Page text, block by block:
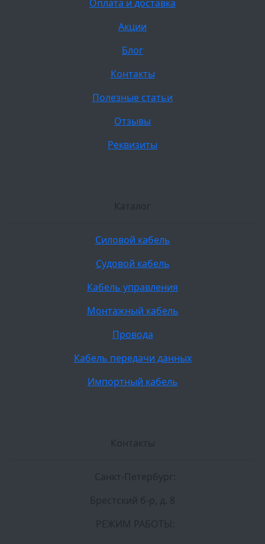
Оплата и доставка
Акции
Блог
Контакты
Полезные статьи
Отзывы
Реквизиты
Каталог
Силовой кабель
Судовой кабель
Кабель управления
Монтажный кабель
Провода
Кабель передачи данных
Импортный кабель
Контакты
Санкт-Петербург:
Брестский б-р, д. 8
РЕЖИМ РАБОТЫ: